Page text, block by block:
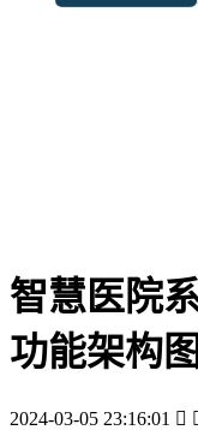
智慧医院
功能架构
2024-03-05 23:16:01 